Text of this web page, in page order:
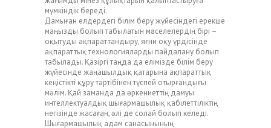
мүмкіндік береді.
Дамыған елдердегі білім беру жүйесіндегі ерекше
маңызды болып табылатын мәселелердің бірі –
оқытуды ақпараттандыру, яғни оқу үрдісінде
ақпараттық технологияларды пайдалану болып
табылады. Қазіргі таңда да елімізде білім беру
жүйесінде жаңашылдық қатарына ақпараттық
кеңістікті құру тәртібінен түспей отырғандығы
мәлім. Қай заманда да өркениеттің дамуы
интеллектуалдық шығармашылық қабілеттіліктің
негізінде жасаған, әлі де солай болып келеді.
Шығармашылық адам санасынының